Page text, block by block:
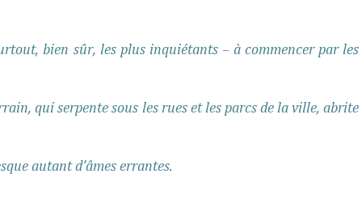
bien sûr, les plus inquiétants – à commencer par les
qui serpente sous les rues et les parcs de la ville, abrite
autant d’âmes errantes.